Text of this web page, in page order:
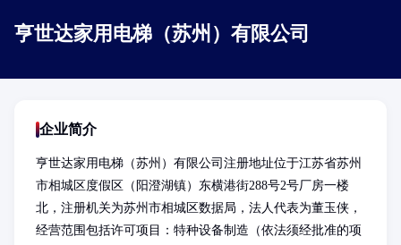
亨世达家用电梯（苏州）有限公司
企业简介
亨世达家用电梯（苏州）有限公司注册地址位于江苏省苏州
市相城区度假区（阳澄湖镇）东横港街288号2号厂房一楼
北，注册机关为苏州市相城区数据局，法人代表为董玉侠，
经营范围包括许可项目：特种设备制造（依法须经批准的项